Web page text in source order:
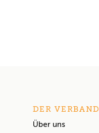
DER VERBAND
Über uns